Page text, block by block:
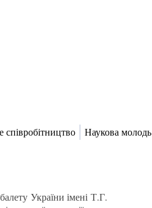
Наукова молодь
України імені Т.Г.